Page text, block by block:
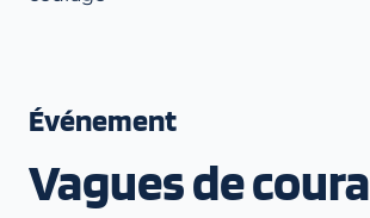
Événements
Médias
Contact
Événement
Vagues de